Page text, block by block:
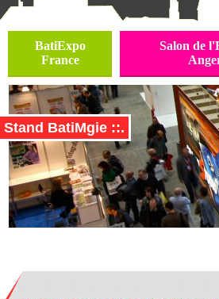
BatiExpo
France
Salon de
Stand BatiMgie ::.